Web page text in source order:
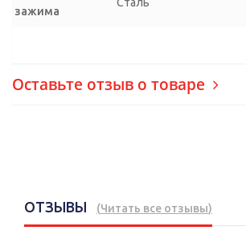
зажима
Оставьте отзыв о товаре
ОТЗЫВЫ (Читать все отзывы)